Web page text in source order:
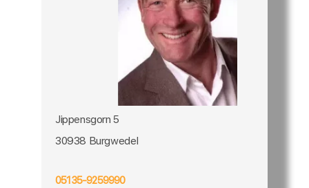
Jippensgorn 5
30938 Burgwedel
05135-9259990